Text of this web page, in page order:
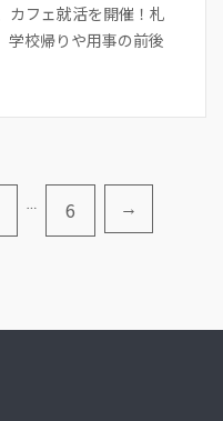
カフェ就活を開催！札
学校帰りや用事の前後
… 6 →